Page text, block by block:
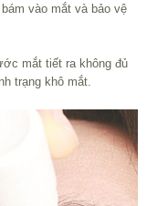
vào mắt và bảo vệ
mắt tiết ra không đủ
trạng khô mắt.